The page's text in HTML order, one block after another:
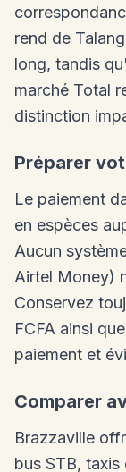
rend de
long, tandis
marché Total
distinction
Préparer
Le paiement
en espèces
Aucun
Airtel Money)
Conservez
FCFA ainsi
paiement et
Comparer
Brazzaville
bus STB,